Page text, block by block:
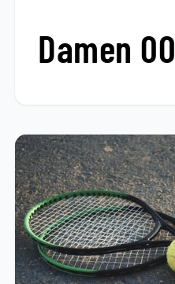
Damen 00